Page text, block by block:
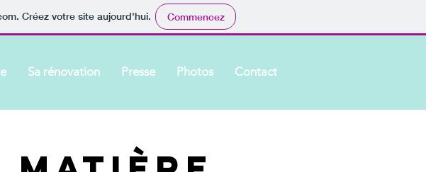
. Créez votre site aujourd'hui. Commencez
Sa rénovation Presse Photos Contact